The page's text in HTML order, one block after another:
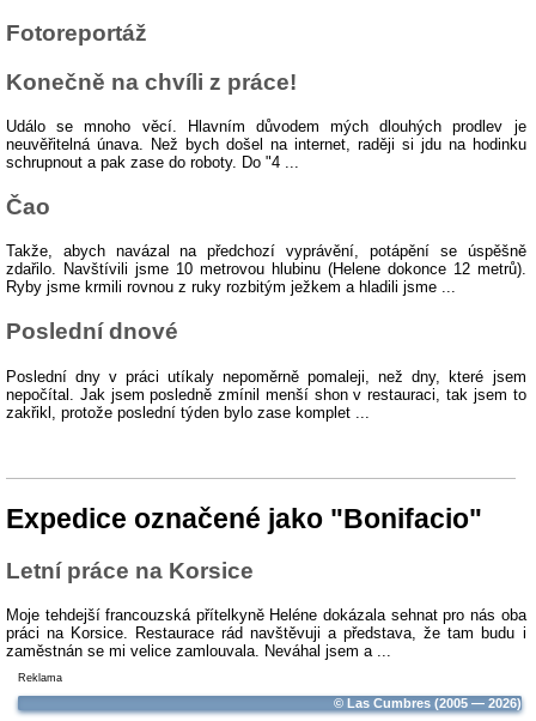
Fotoreportáž
Konečně na chvíli z práce!
Událo se mnoho věcí. Hlavním důvodem mých dlouhých prodlev je
neuvěřitelná únava. Než bych došel na internet, raději si jdu na hodinku
schrupnout a pak zase do roboty. Do "4 ...
Čao
Takže, abych navázal na předchozí vyprávění, potápění se úspěšně
zdařilo. Navštívili jsme 10 metrovou hlubinu (Helene dokonce 12 metrů).
Ryby jsme krmili rovnou z ruky rozbitým ježkem a hladili jsme ...
Poslední dnové
Poslední dny v práci utíkaly nepoměrně pomaleji, než dny, které jsem
nepočítal. Jak jsem posledně zmínil menší shon v restauraci, tak jsem to
zakřikl, protože poslední týden bylo zase komplet ...
Expedice označené jako "Bonifacio"
Letní práce na Korsice
Moje tehdejší francouzská přítelkyně Heléne dokázala sehnat pro nás oba
práci na Korsice. Restaurace rád navštěvuji a představa, že tam budu i
zaměstnán se mi velice zamlouvala. Neváhal jsem a ...
Reklama
© Las Cumbres (2005 — 2026)